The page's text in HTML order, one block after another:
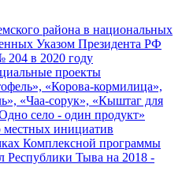
района в национальных
Указом Президента РФ
204 в 2020 году
проекты
«Корова-кормилица»,
«Чаа-сорук», «Кыштаг для
село - один продукт»
инициатив
Комплексной программы
Республики Тыва на 2018 -